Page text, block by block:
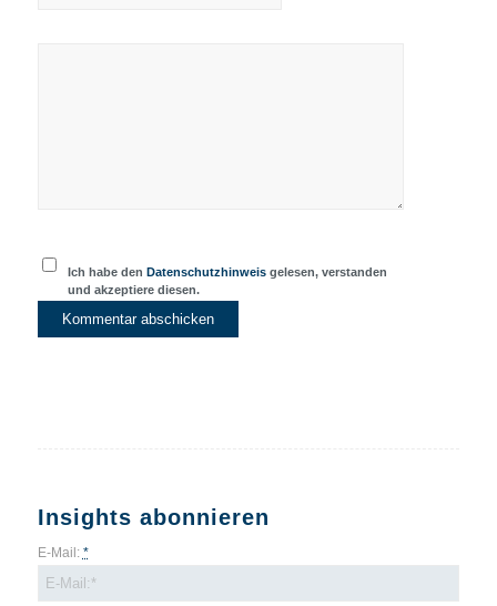
Ich habe denDatenschutzhinweis gelesen, verstanden
und akzeptiere diesen.
Insights abonnieren
E-Mail: *